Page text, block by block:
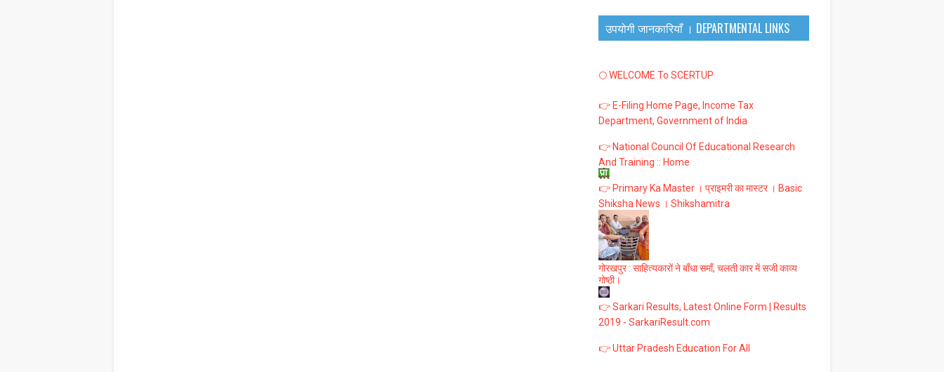
उपयोगी जानकारियाँ । DEPARTMENTAL LINKS
🌕 WELCOME To SCERTUP
👉 E-Filing Home Page, Income Tax
Department, Government of India
👉 National Council Of Educational Research
And Training :: Home
👉 Primary Ka Master । प्राइमरी का मास्टर । Basic
Shiksha News । Shikshamitra
गोरखपुर : साहित्यकारों ने बाँधा समाँ, चलती कार में सजी काव्य
गोष्ठी।
👉 Sarkari Results, Latest Online Form | Results
2019 - SarkariResult.com
👉 Uttar Pradesh Education For All